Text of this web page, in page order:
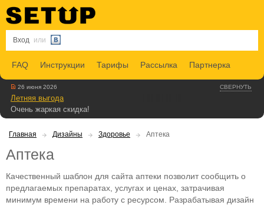
Вход или
FAQ Инструкции Тарифы Рассылка Партнерка
СВЕРНУТЬ
26 июня 2026
Летняя выгода
Очень жаркая скидка!
Главная Дизайны Здоровье Аптека
Аптека
Качественный шаблон для сайта аптеки позволит сообщить о
предлагаемых препаратах, услугах и ценах, затрачивая
минимум времени на работу с ресурсом. Разрабатывая дизайн